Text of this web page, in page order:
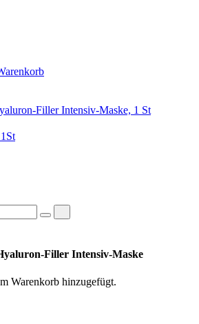
Filler Intensiv-Maske, 1 St
Filler Intensiv-Maske
Warenkorb hinzugefügt.